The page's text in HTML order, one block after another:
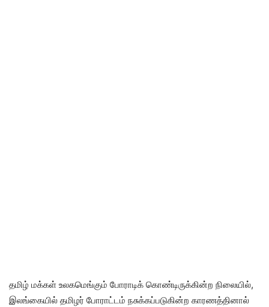
தமிழ் மக்கள் உலகமெங்கும் போராடிக் கொண்டிருக்கின்ற நிலையில்,
இலங்கையில் தமிழர் போராட்டம் நசுக்கப்படுகின்ற காரணத்தினால்